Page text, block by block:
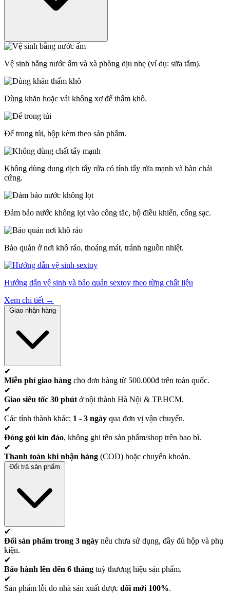
Vệ sinh bằng nước ấm và xà phòng dịu nhẹ (ví dụ: sữa tắm).
Dùng khăn hoặc vải không xơ để thấm khô.
Để trong túi, hộp kèm theo sản phẩm.
Không dùng dung dịch tẩy rửa có tính tẩy rửa mạnh và bàn chải
cứng.
Đảm bảo nước không lọt vào công tắc, bộ điều khiển, cổng sạc.
Bảo quản ở nơi khô ráo, thoáng mát, tránh nguồn nhiệt.
Hướng dẫn vệ sinh và bảo quản sextoy theo từng chất liệu
Xem chi tiết →
Giao nhận hàng
✔
Miễn phí giao hàng cho đơn hàng từ 500.000đ trên toàn quốc.
✔
Giao siêu tốc 30 phút ở nội thành Hà Nội & TP.HCM.
✔
Các tỉnh thành khác: 1 - 3 ngày qua đơn vị vận chuyển.
✔
Đóng gói kín đáo, không ghi tên sản phẩm/shop trên bao bì.
✔
Thanh toán khi nhận hàng (COD) hoặc chuyển khoản.
Đổi trả sản phẩm
✔
Đổi sản phẩm trong 3 ngày nếu chưa sử dụng, đầy đủ hộp và phụ
kiện.
✔
Bảo hành lên đến 6 tháng tuỳ thương hiệu sản phẩm.
✔
Sản phẩm lỗi do nhà sản xuất được đổi mới 100%.